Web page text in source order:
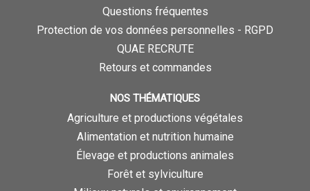
Questions fréquentes
Protection de vos données personnelles - RGPD
QUAE RECRUTE
Retours et commandes
NOS THÉMATIQUES
Agriculture et productions végétales
Alimentation et nutrition humaine
Élevage et productions animales
Forêt et sylviculture